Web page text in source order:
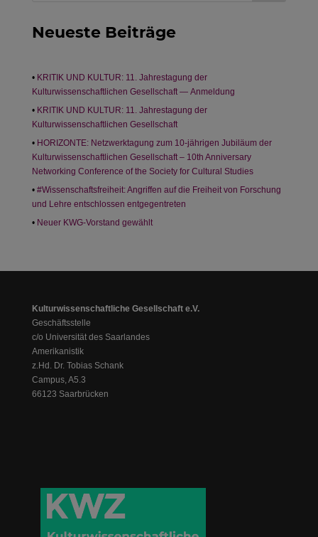
Neueste Beiträge
KRITIK UND KULTUR: 11. Jahrestagung der
Kulturwissenschaftlichen Gesellschaft — Anmeldung
KRITIK UND KULTUR: 11. Jahrestagung der
Kulturwissenschaftlichen Gesellschaft
HORIZONTE: Netzwerktagung zum 10-jährigen Jubiläum der
Kulturwissenschaftlichen Gesellschaft – 10th Anniversary
Networking Conference of the Society for Cultural Studies
#Wissenschaftsfreiheit: Angriffen auf die Freiheit von Forschung
und Lehre entschlossen entgegentreten
Neuer KWG-Vorstand gewählt
Kulturwissenschaftliche Gesellschaft e.V.
Geschäftsstelle
c/o Universität des Saarlandes
Amerikanistik
z.Hd. Dr. Tobias Schank
Campus, A5.3
66123 Saarbrücken